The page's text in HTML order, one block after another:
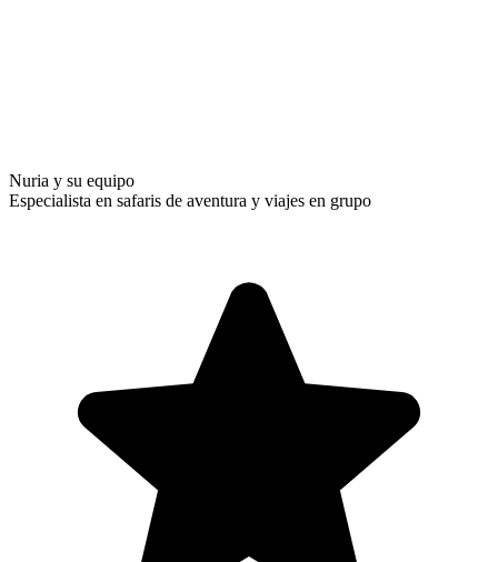
Nuria y su equipo
Especialista en safaris de aventura y viajes en grupo